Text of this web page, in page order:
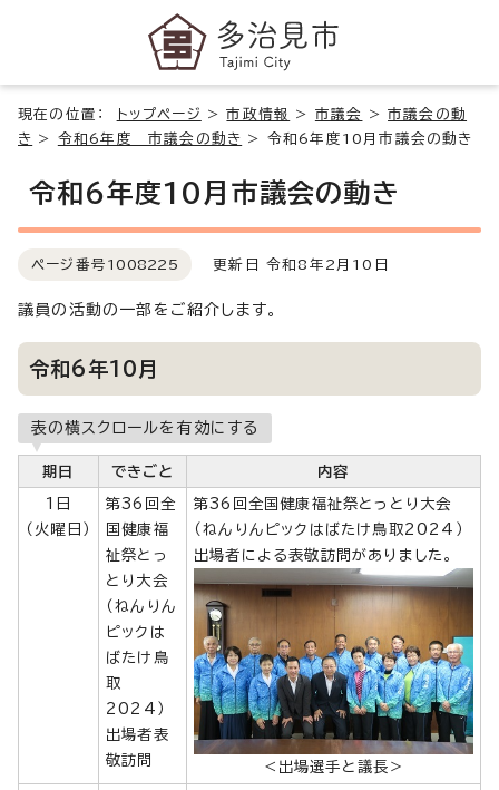
現在の位置： トップページ >市政情報 > 市議会 >市議会の動
き > 令和6年度 市議会の動き > 令和6年度10月市議会の動き
令和6年度10月市議会の動き
ページ番号 1008225 更新日 令和8年2月10日
議員の活動の一部をご紹介します。
令和6年10月
表の横スクロールを有効にする
期日 できごと 内容
1日
（火曜日）
第36回全
国健康福
祉祭とっ
とり大会
（ねんりん
ピックは
ばたけ鳥
取
2024）
出場者表
敬訪問
第36回全国健康福祉祭とっとり大会
（ねんりんピックはばたけ鳥取2024）
出場者による表敬訪問がありました。
＜出場選手と議長＞